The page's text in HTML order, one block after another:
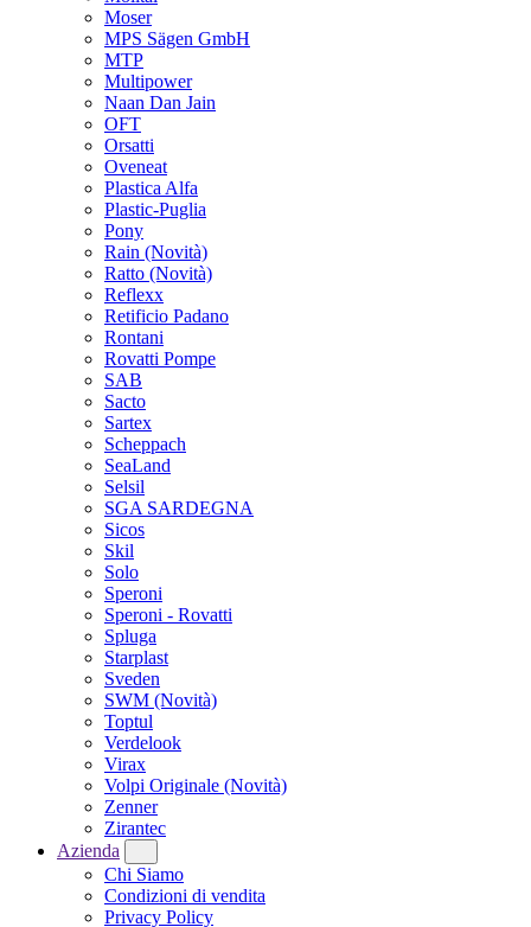
Moser
MPS Sägen GmbH
MTP
Multipower
Naan Dan Jain
OFT
Orsatti
Oveneat
Plastica Alfa
Plastic-Puglia
Pony
Rain (Novità)
Ratto (Novità)
Reflexx
Retificio Padano
Rontani
Rovatti Pompe
SAB
Sacto
Sartex
Scheppach
SeaLand
Selsil
SGA SARDEGNA
Sicos
Skil
Solo
Speroni
Speroni - Rovatti
Spluga
Starplast
Sveden
SWM (Novità)
Toptul
Verdelook
Virax
Volpi Originale (Novità)
Zenner
Zirantec
Azienda
Chi Siamo
Condizioni di vendita
Privacy Policy